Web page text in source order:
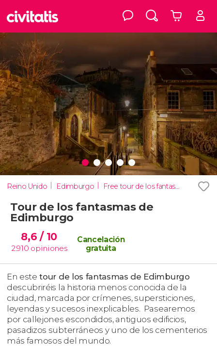
Reino Unido Edimburgo Free tour de los fantasmas de Edimburgo
Tour de los fantasmas de
Edimburgo
8,6/ 10
2.910 opiniones
Cancelación
gratuita
En este tour de los fantasmas de Edimburgo
descubriréis la historia menos conocida de la
ciudad, marcada por crímenes, supersticiones,
leyendas y sucesos inexplicables. Pasearemos
por callejones escondidos, antiguos edificios,
pasadizos subterráneos y uno de los cementerios
más famosos del mundo.